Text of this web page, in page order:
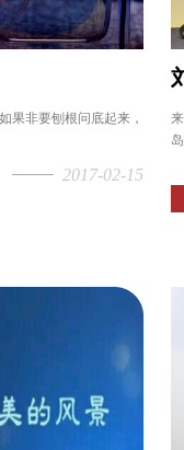
果非要刨根问底起来，
2017-02-15